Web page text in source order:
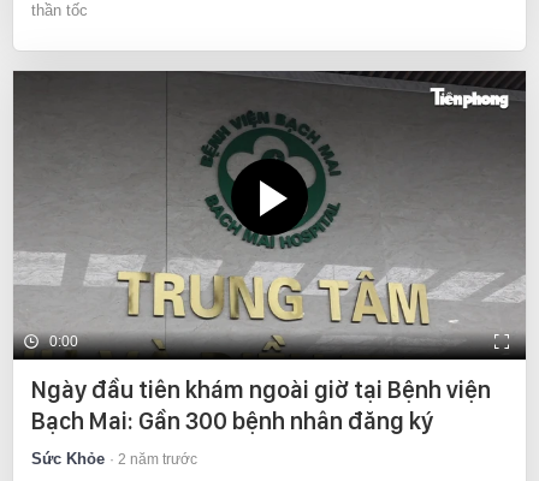
thần tốc
0:00
Ngày đầu tiên khám ngoài giờ tại Bệnh viện
Bạch Mai: Gần 300 bệnh nhân đăng ký
Sức Khỏe 2 năm trước